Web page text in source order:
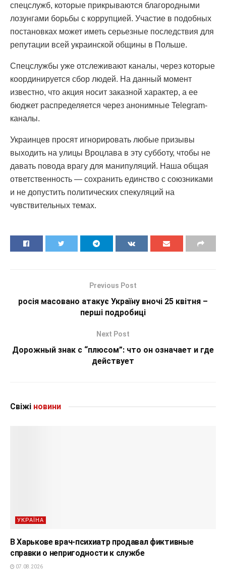
спецслужб, которые прикрываются благородными
лозунгами борьбы с коррупцией. Участие в подобных
постановках может иметь серьезные последствия для
репутации всей украинской общины в Польше.
Спецслужбы уже отслеживают каналы, через которые
координируется сбор людей. На данный момент
известно, что акция носит заказной характер, а ее
бюджет распределяется через анонимные Telegram-
каналы.
Украинцев просят игнорировать любые призывы
выходить на улицы Вроцлава в эту субботу, чтобы не
давать повода врагу для манипуляций. Наша общая
ответственность — сохранить единство с союзниками
и не допустить политических спекуляций на
чувствительных темах.
Previous Post
росія масовано атакує Україну вночі 25 квітня –
перші подробиці
Next Post
Дорожный знак с “плюсом”: что он означает и где
действует
Свіжі новини
УКРАЇНА
В Харькове врач-психиатр продавал фиктивные
справки о непригодности к службе
07.08.2026